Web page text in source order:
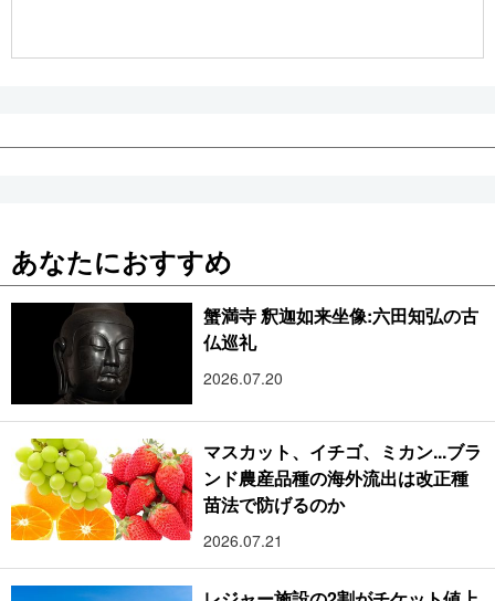
あなたにおすすめ
蟹満寺 釈迦如来坐像:六田知弘の古
仏巡礼
2026.07.20
マスカット、イチゴ、ミカン...ブラ
ンド農産品種の海外流出は改正種
苗法で防げるのか
2026.07.21